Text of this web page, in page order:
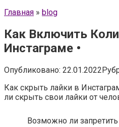
Главная » blog
Как Включить
Инстаграме •
Опубликовано: 22.01.2022
Как скрыть лайки в
ли скрыть свои лайки от
Возможно ли